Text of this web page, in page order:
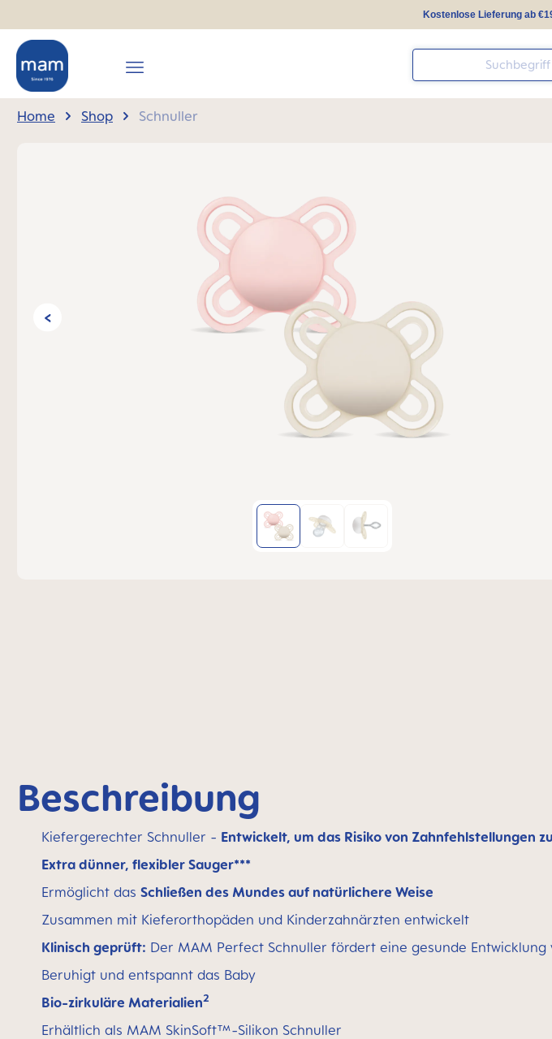
Kostenlose Lieferung ab
Home Shop Schnuller
Beschreibung
Kiefergerechter Schnuller - Entwickelt, um das Risiko von Zahnfehlstellungen
Extra dünner, flexibler Sauger***
Ermöglicht das Schließen des Mundes auf natürlichere Weise
Zusammen mit Kieferorthopäden und Kinderzahnärzten entwickelt
Klinisch geprüft: Der MAM Perfect Schnuller fördert eine gesunde Entwicklung
Beruhigt und entspannt das Baby
Bio-zirkuläre Materialien2
Erhältlich als MAM SkinSoft™-Silikon Schnuller